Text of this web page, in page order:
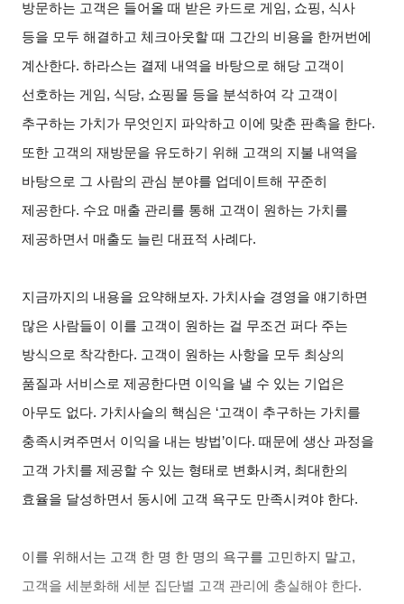
방문하는 고객은 들어올 때 받은 카드로 게임, 쇼핑, 식사
등을 모두 해결하고 체크아웃할 때 그간의 비용을 한꺼번에
계산한다. 하라스는 결제 내역을 바탕으로 해당 고객이
선호하는 게임, 식당, 쇼핑몰 등을 분석하여 각 고객이
추구하는 가치가 무엇인지 파악하고 이에 맞춘 판촉을 한다.
또한 고객의 재방문을 유도하기 위해 고객의 지불 내역을
바탕으로 그 사람의 관심 분야를 업데이트해 꾸준히
제공한다. 수요 매출 관리를 통해 고객이 원하는 가치를
제공하면서 매출도 늘린 대표적 사례다.
지금까지의 내용을 요약해보자. 가치사슬 경영을 얘기하면
많은 사람들이 이를 고객이 원하는 걸 무조건 퍼다 주는
방식으로 착각한다. 고객이 원하는 사항을 모두 최상의
품질과 서비스로 제공한다면 이익을 낼 수 있는 기업은
아무도 없다. 가치사슬의 핵심은 ‘고객이 추구하는 가치를
충족시켜주면서 이익을 내는 방법’이다. 때문에 생산 과정을
고객 가치를 제공할 수 있는 형태로 변화시켜, 최대한의
효율을 달성하면서 동시에 고객 욕구도 만족시켜야 한다.
이를 위해서는 고객 한 명 한 명의 욕구를 고민하지 말고,
고객을 세분화해 세분 집단별 고객 관리에 충실해야 한다.